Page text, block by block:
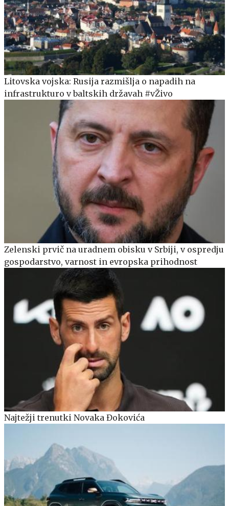
Litovska vojska: Rusija razmišlja o napadih na
infrastrukturo v baltskih državah #vŽivo
Zelenski prvič na uradnem obisku v Srbiji, v ospredju
gospodarstvo, varnost in evropska prihodnost
Najtežji trenutki Novaka Đokovića